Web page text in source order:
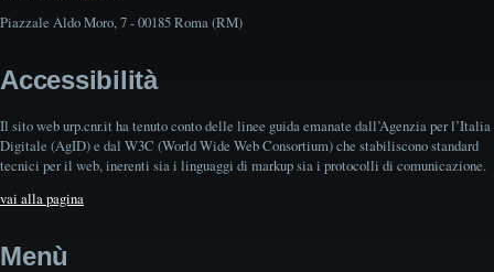
Piazzale Aldo Moro, 7 - 00185 Roma (RM)
Accessibilità
Il sito web urp.cnr.it ha tenuto conto delle linee guida emanate dall’Agenzia per l’Italia
Digitale (AgID) e dal W3C (World Wide Web Consortium) che stabiliscono standard
tecnici per il web, inerenti sia i linguaggi di markup sia i protocolli di comunicazione.
vai alla pagina
Menù